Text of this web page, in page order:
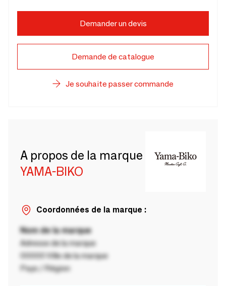
Demander un devis
Demande de catalogue
Je souhaite passer commande
A propos de la marque
YAMA-BIKO
Coordonnées de la marque :
Nom de la marque
Adresse de la marque
00000 Ville de la marque
Pays / Région